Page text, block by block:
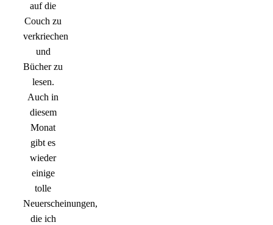
auf die
Couch zu
verkriechen
und
Bücher zu
lesen.
Auch in
diesem
Monat
gibt es
wieder
einige
tolle
Neuerscheinungen,
die ich